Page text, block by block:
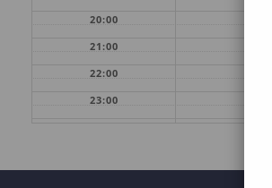
20:00
21:00
22:00
23:00